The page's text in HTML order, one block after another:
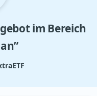
im Bereich